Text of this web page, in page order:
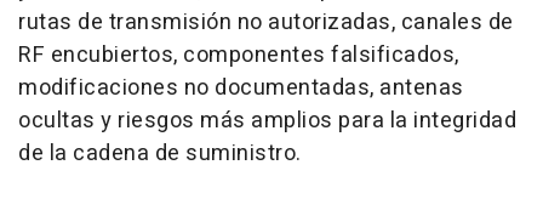
rutas de transmisión no autorizadas, canales de
RF encubiertos, componentes falsificados,
modificaciones no documentadas, antenas
ocultas y riesgos más amplios para la integridad
de la cadena de suministro.